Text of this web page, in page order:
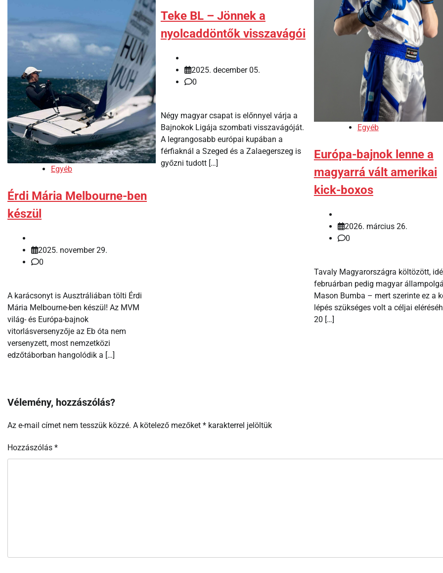
Egyéb
Érdi Mária Melbourne-ben
készül
2025. november 29.
0
A karácsonyt is Ausztráliában tölti Érdi
Mária Melbourne-ben készül! Az MVM
világ- és Európa-bajnok
vitorlásversenyzője az Eb óta nem
versenyzett, most nemzetközi
edzőtáborban hangolódik a […]
Teke BL – Jönnek a
nyolcaddöntők visszavágói
2025. december 05.
0
Négy magyar csapat is előnnyel várja a
Bajnokok Ligája szombati visszavágóját.
A legrangosabb európai kupában a
férfiaknál a Szeged és a Zalaegerszeg is
győzni tudott […]
Egyéb
Európa-bajnok lenne a
magyarrá vált amerikai
kick-boxos
2026. március 26.
0
Tavaly Magyarországra költözött,
februárban pedig magyar
Mason Bumba – mert szerinte ez a
lépés szükséges volt a céljai
20 […]
Vélemény, hozzászólás?
Az e-mail címet nem tesszük közzé. A kötelező mezőket * karakterrel jelöltük
Hozzászólás *